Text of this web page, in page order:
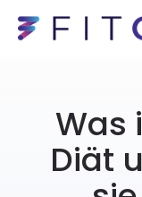
Was
Diät